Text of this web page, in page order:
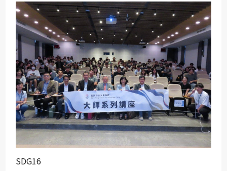
SDG3
SDG4
SDG5
SDG6
SDG7
SDG8
SDG9
SDG10
SDG16